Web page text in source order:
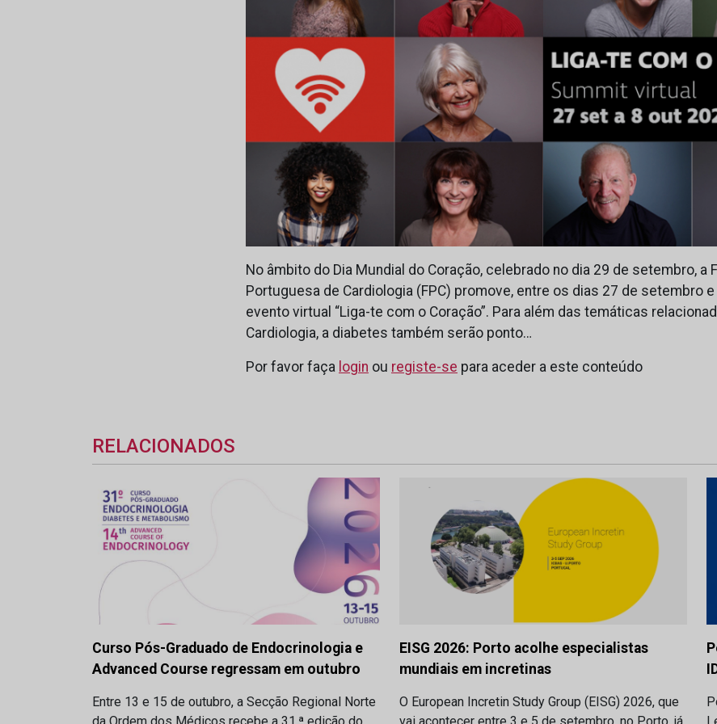
No âmbito do Dia Mundial do Coração, celebrado no dia 29 de setembro, a
Portuguesa de Cardiologia (FPC) promove, entre os dias 27 de setembro
evento virtual “Liga-te com o Coração”. Para além das temáticas
Cardiologia, a diabetes também serão ponto…
Por favor faça login ou registe-se para aceder a este conteúdo
RELACIONADOS
Curso Pós-Graduado de Endocrinologia e
Advanced Course regressam em outubro
Entre 13 e 15 de outubro, a Secção Regional Norte
EISG 2026: Porto acolhe especialistas
mundiais em incretinas
O European Incretin Study Group (EISG) 2026, que